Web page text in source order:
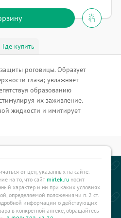
Где купить
роговицы. Образует
глаза; увлажняет
образованию
их заживление.
жидкости и имитирует
от цен, указанных на сайте.
на то, что сайт mirlek.ru носит
характер и ни при каких условиях
определяемой положениями п. 2 ст.
информации о действующих
в конкретной аптеке, обращайтесь